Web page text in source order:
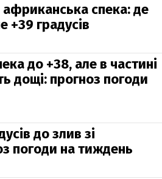
африканська спека: де
+39 градусів
до +38, але в частині
дощі: прогноз погоди
до злив зі
погоди на тиждень